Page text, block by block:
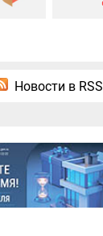
Новости в RSS